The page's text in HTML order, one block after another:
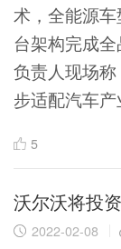
术，全能源
台架构完成
负责人现场
步适配汽车产
5
沃尔沃将投
2022-02-08